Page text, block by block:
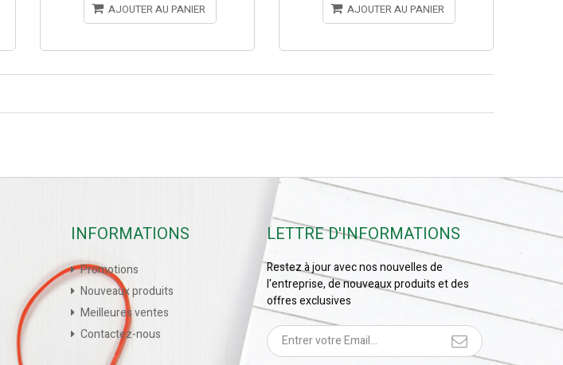
AJOUTER AU PANIER AJOUTER AU PANIER
INFORMATIONS
Promotions
Nouveaux produits
Meilleures ventes
Contactez-nous
LETTRE D'INFORMATIONS
Restez à jour avec nos nouvelles de
l'entreprise, de nouveaux produits et des
offres exclusives